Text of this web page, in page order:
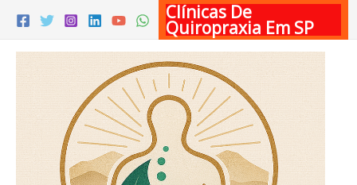
para
conteúdo
Clínicas De
Quiropraxia Em SP